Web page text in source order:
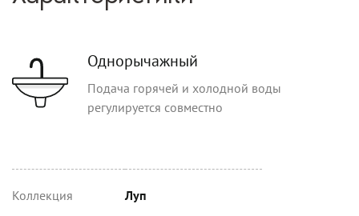
Однорычажный
Подача горячей и холодной воды
регулируется совместно
Коллекция Луп